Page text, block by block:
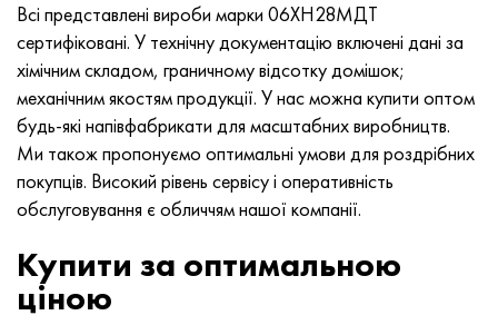
Всі представлені вироби марки 06ХН28МДТ
сертифіковані. У технічну документацію включені дані за
хімічним складом, граничному відсотку домішок;
механічним якостям продукції. У нас можна купити оптом
будь-які напівфабрикати для масштабних виробництв.
Ми також пропонуємо оптимальні умови для роздрібних
покупців. Високий рівень сервісу і оперативність
обслуговування є обличчям нашої компанії.
Купити за оптимальною
ціною